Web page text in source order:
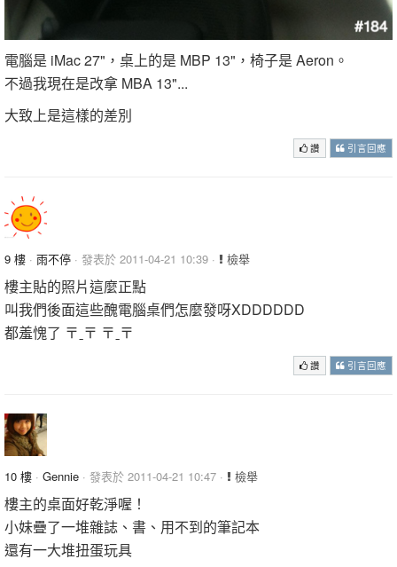
電腦是 iMac 27"，桌上的是 MBP 13"，椅子是 Aeron。
不過我現在是改拿 MBA 13"...
大致上是這樣的差別
讚 引言回應
9 樓 · 雨不停 · 發表於 2011-04-21 10:39 · 檢舉
樓主貼的照片這麼正點
叫我們後面這些醜電腦桌們怎麼發呀XDDDDDD
都羞愧了 〒ˍ〒 〒ˍ〒
讚 引言回應
10 樓 · Gennie · 發表於 2011-04-21 10:47 · 檢舉
樓主的桌面好乾淨喔！
小妹疊了一堆雜誌、書、用不到的筆記本
還有一大堆扭蛋玩具